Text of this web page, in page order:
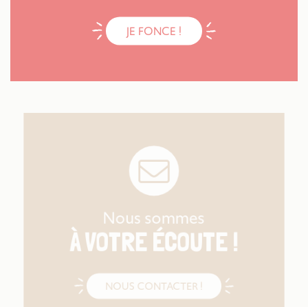
JE FONCE !
Nous sommes
À VOTRE ÉCOUTE !
NOUS CONTACTER !